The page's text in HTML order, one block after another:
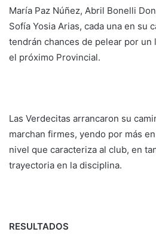
María Paz Núñez, Abril Bonelli
⁠Sofía Yosia Arias, cada una en su
tendrán chances de pelear por un
el próximo Provincial.
Las Verdecitas arrancaron su
marchan firmes, yendo por más
nivel que caracteriza al club, en
trayectoria en la disciplina.
RESULTADOS